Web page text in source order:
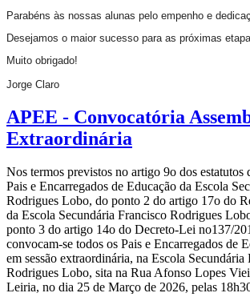
Parabéns às nossas alunas pelo empenho e
Desejamos o maior sucesso para as próximas
Muito obrigado!
Jorge Claro
APEE - Convocatória
Extraordinária
Nos termos previstos no artigo 9o dos estatutos
Pais e Encarregados de Educação da Escola
Rodrigues Lobo, do ponto 2 do artigo 17o do
da Escola Secundária Francisco Rodrigues
ponto 3 do artigo 14o do Decreto-Lei no137/
convocam-se todos os Pais e Encarregados de
em sessão extraordinária, na Escola Secundária
Rodrigues Lobo, sita na Rua Afonso Lopes
Leiria, no dia 25 de Março de 2026, pelas